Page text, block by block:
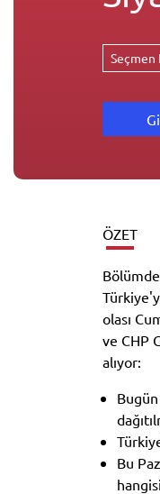
ÖZET
olası
ve CHP
alıyor:
Bu